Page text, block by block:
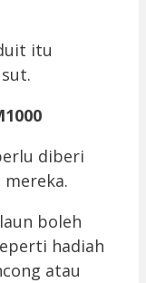
itu
diberi
boleh
hadiah
atau